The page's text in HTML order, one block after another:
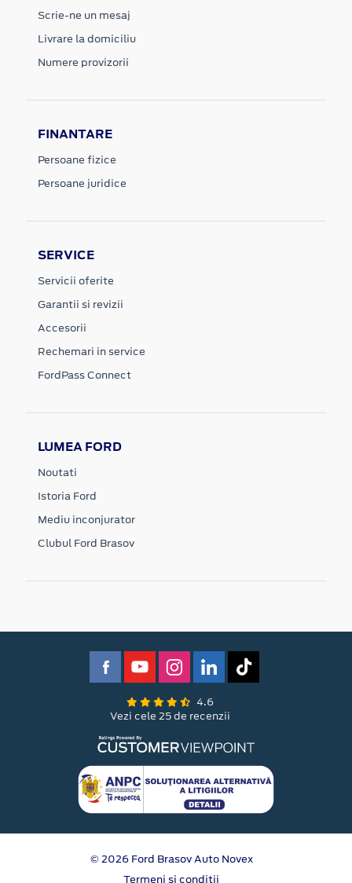
Scrie-ne un mesaj
Livrare la domiciliu
Numere provizorii
FINANTARE
Persoane fizice
Persoane juridice
SERVICE
Servicii oferite
Garantii si revizii
Accesorii
Rechemari in service
FordPass Connect
LUMEA FORD
Noutati
Istoria Ford
Mediu inconjurator
Clubul Ford Brasov
4.6
Vezi cele 25 de recenzii
© 2026 Ford Brasov Auto Novex
Termeni si conditii